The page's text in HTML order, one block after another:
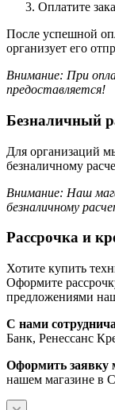
Оплатите
После успешной
организует его
Внимание: При
предоставляется!
Безналичный
Для организаций
безналичному
Внимание: Наш
безналичному
Рассрочка и
Хотите купить
Оформите
предложениями
С нами
Банк, Ренессанс
Оформить заявку
нашем магазине в